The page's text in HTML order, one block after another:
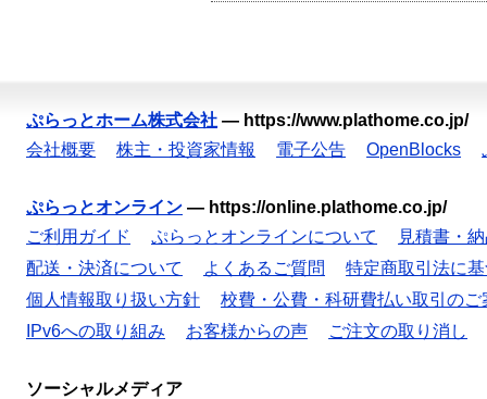
ぷらっとホーム株式会社 — https://www.plathome.co.jp/
会社概要
株主・投資家情報 電子公告 OpenBlocks
ぷらっとオンライン — https://online.plathome.co.jp/
ご利用ガイド
ぷらっとオンラインについて
見積書・
配送・決済について
よくあるご質問
特定商取引法に
個人情報取り扱い方針
校費・公費・科研費払い取引のご
IPv6への取り組み
お客様からの声 ご注文の取り消し
ソーシャルメディア